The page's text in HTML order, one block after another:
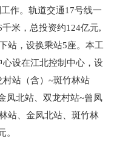
作。轨道交通17号线一
米，总投资约124亿元,
站，设换乘站5座。本工
设在江北控制中心，设
站（含）~斑竹林站
凤北站、双龙村站~曾凤
站、金凤北站、斑竹林
。